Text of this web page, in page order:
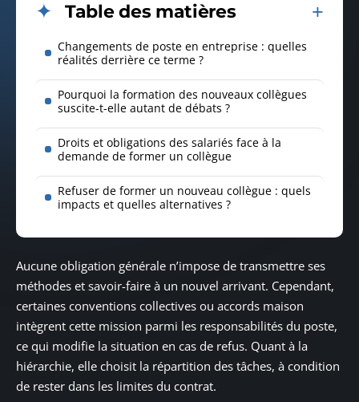
Table des matières
Changements de poste en entreprise : quelles
réalités derrière ce terme ?
Pourquoi la formation des nouveaux collègues
suscite-t-elle autant de débats ?
Droits et obligations des salariés face à la
demande de former un collègue
Refuser de former un nouveau collègue : quels
impacts et quelles alternatives ?
Aucune obligation générale n’impose de transmettre ses
méthodes et savoir-faire à un nouvel arrivant. Cependant,
certaines conventions collectives ou accords maison
intègrent cette mission parmi les responsabilités du poste,
ce qui modifie la situation en cas de refus. Quant à la
hiérarchie, elle choisit la répartition des tâches, à condition
de rester dans les limites du contrat.